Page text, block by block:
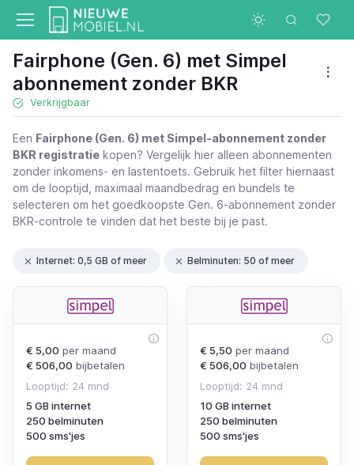
Fairphone (Gen. 6) met Simpel
abonnement zonder BKR
Verkrijgbaar
Een Fairphone (Gen. 6) met Simpel-abonnement zonder
BKR registratie kopen? Vergelijk hier alleen abonnementen
zonder inkomens- en lastentoets. Gebruik het filter hiernaast
om de looptijd, maximaal maandbedrag en bundels te
selecteren om het goedkoopste Gen. 6-abonnement zonder
BKR-controle te vinden dat het beste bij je past.
Internet: 0,5 GB of meer Belminuten: 50 of meer
€ 5,00 per maand
€ 506,00 bijbetalen
Looptijd: 24 mnd
5 GB internet
250 belminuten
500 sms'jes
€ 5,50 per maand
€ 506,00 bijbetalen
Looptijd: 24 mnd
10 GB internet
250 belminuten
500 sms'jes